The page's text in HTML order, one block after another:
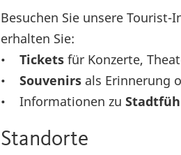
Besuchen Sie unsere
erhalten Sie:
• Tickets für Konzerte,
•
Souvenirs als Erinnerung
• Informationen zu
Standorte